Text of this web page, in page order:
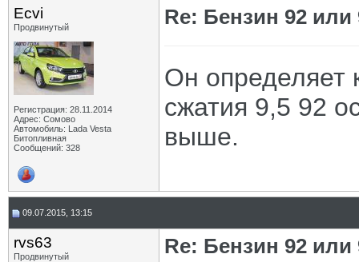
Ecvi
Продвинутый
Регистрация: 28.11.2014
Адрес: Сомово
Автомобиль: Lada Vesta
Битопливная
Сообщений: 328
Re: Бензин 92 или
Он определяет
сжатия 9,5 92
выше.
09.07.2015, 13:15
rvs63
Продвинутый Re: Бензин 92 или